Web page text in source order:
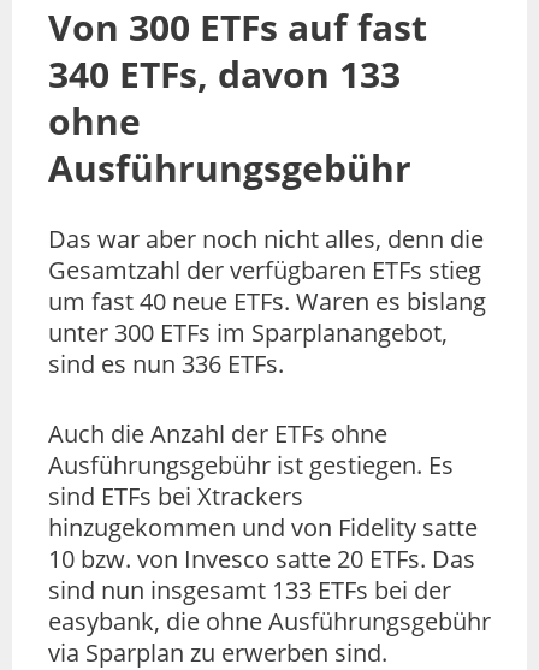
Von 300 ETFs auf fast
340 ETFs, davon 133
ohne
Ausführungsgebühr
Das war aber noch nicht alles, denn die
Gesamtzahl der verfügbaren ETFs stieg
um fast 40 neue ETFs. Waren es bislang
unter 300 ETFs im Sparplanangebot,
sind es nun 336 ETFs.
Auch die Anzahl der ETFs ohne
Ausführungsgebühr ist gestiegen. Es
sind ETFs bei Xtrackers
hinzugekommen und von Fidelity satte
10 bzw. von Invesco satte 20 ETFs. Das
sind nun insgesamt 133 ETFs bei der
easybank, die ohne Ausführungsgebühr
via Sparplan zu erwerben sind.